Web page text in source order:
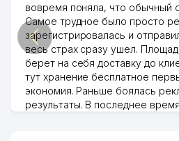
вовремя поняла, что обычный
Самое трудное было просто
зарегистрировалась и
весь страх сразу ушел.
берет на себя доставку до
тут хранение бесплатное
экономия. Раньше боялась
результаты. В последнее